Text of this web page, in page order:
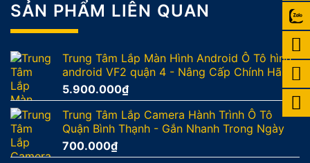
SẢN PHẨM LIÊN QUAN
Trung Tâm Lắp Màn Hình Android Ô Tô hình
android VF2 quận 4 - Nâng Cấp Chính Hãng
5.900.000₫
Trung Tâm Lắp Camera Hành Trình Ô Tô
Quận Bình Thạnh - Gắn Nhanh Trong Ngày
700.000₫